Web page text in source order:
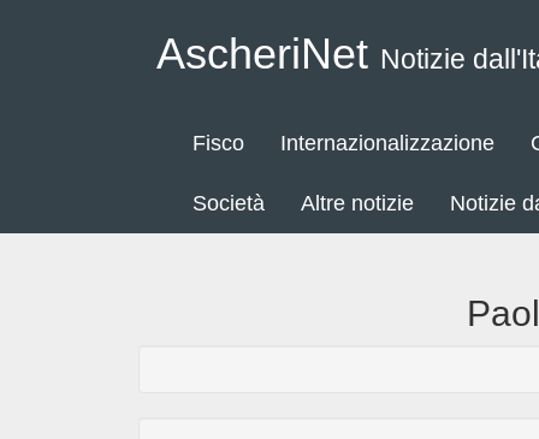
AscheriNet Notizie
Fisco Internazionalizzazione
Società Altre notizie Notizie